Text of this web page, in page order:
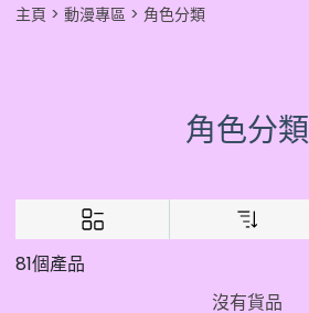
主頁 動漫專區 角色分類
角色分類
81個產品
沒有貨品